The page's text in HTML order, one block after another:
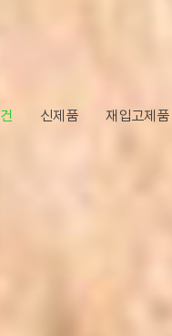
신제품 재입고제품